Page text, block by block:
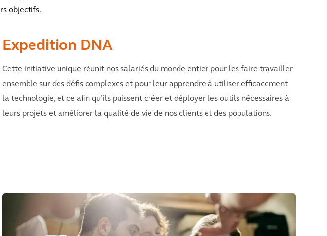
objectifs.
Expedition DNA
Cette initiative unique réunit nos salariés du monde entier pour les faire travailler
ensemble sur des défis complexes et pour leur apprendre à utiliser efficacement
la technologie, et ce afin qu’ils puissent créer et déployer les outils nécessaires à
leurs projets et améliorer la qualité de vie de nos clients et des populations.